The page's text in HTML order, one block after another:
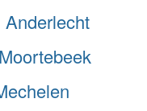
Anderlecht
Moortebeek